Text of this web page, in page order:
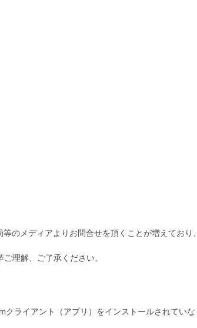
のメディアよりお問合せを頂くことが増えており、
理解、ご了承ください。
ライアント（アプリ）をインストールされていな